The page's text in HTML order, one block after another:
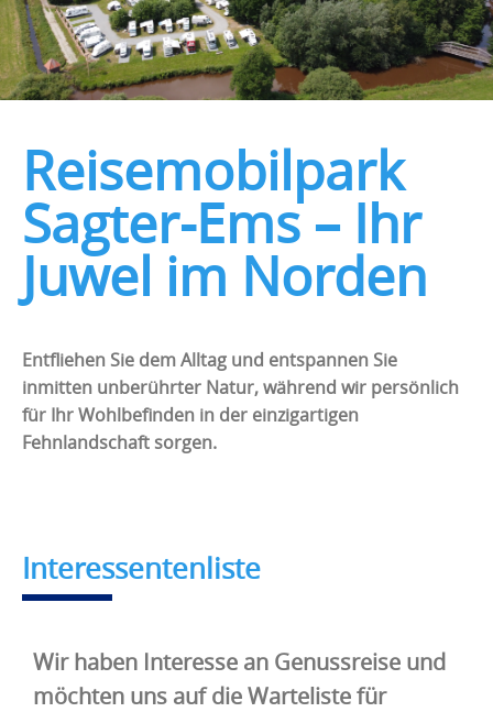
Reisemobilpark
Sagter-Ems – Ihr
Juwel im Norden
Entfliehen Sie dem Alltag und entspannen Sie
inmitten unberührter Natur, während wir persönlich
für Ihr Wohlbefinden in der einzigartigen
Fehnlandschaft sorgen.
Interessentenliste
Wir haben Interesse an Genussreise und
möchten uns auf die Warteliste für